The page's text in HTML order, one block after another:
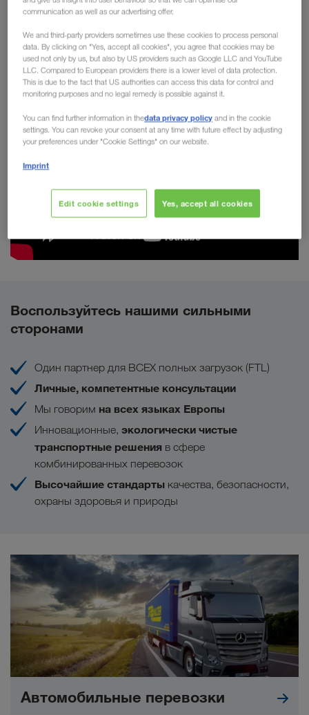
безопасных и упакованных грузов, для таких отраслей,
деревообрабатывающая, бумажная, химическая,
металлообрабатывающая, автомобильная и
электротехническая промышленности.
Воспользуйтесь нашими сильными
сторонами
Один партнер для ВСЕХ полных загрузок (FTL)
Личные, компетентные консультации
Мы говорим на всех языках Европы
Инновационные, экологически чистые
транспортные решения в сфере
комбинированных перевозок
Высочайшие стандарты качества, безопасности,
охраны здоровья и природы
Автомобильные перевозки
communication as well as our advertising offer.
We and third-party providers sometimes use these cookies to process personal
data. By clicking on "Yes, accept all cookies", you agree that cookies may be
used not only by us, but also by US providers such as Google LLC and YouTube
LLC. Compared to European providers there is a lower level of data protection.
This is due to the fact that US authorities can access this data for control and
monitoring purposes and no legal remedy is possible against it.
You can find further information in thedata privacy policy and in the cookie
settings. You can revoke your consent at any time with future effect by adjusting
your preferences under "Cookie Settings" on our website.
Imprint
Edit cookie settings Yes, accept all cookies